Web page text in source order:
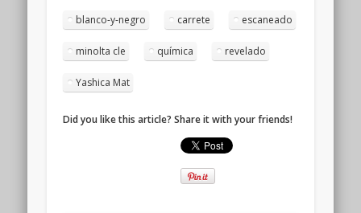
blanco-y-negro carrete escaneado
minolta cle química revelado
Yashica Mat
Did you like this article? Share it with your friends!